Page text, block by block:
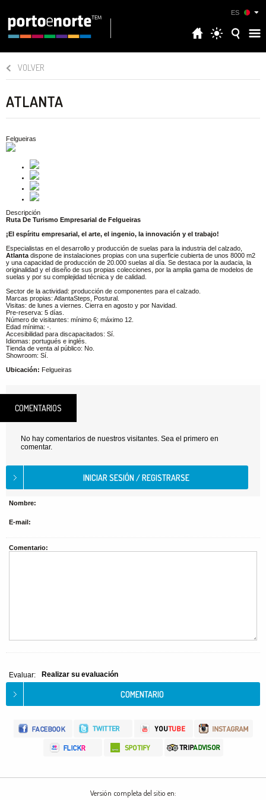
ES
VOLVER
ATLANTA
Felgueiras
Descripción
Ruta De Turismo Empresarial de Felgueiras
¡El espíritu empresarial, el arte, el ingenio, la innovación y el trabajo!
Especialistas en el desarrollo y producción de suelas para la industria del calzado,
Atlanta dispone de instalaciones propias con una superficie cubierta de unos 8000 m2
y una capacidad de producción de 20.000 suelas al día. Se destaca por la audacia, la
originalidad y el diseño de sus propias colecciones, por la amplia gama de modelos de
suelas y por su complejidad técnica y de calidad.
Sector de la actividad: producción de componentes para el calzado.
Marcas propias: AtlantaSteps, Postural.
Visitas: de lunes a viernes. Cierra en agosto y por Navidad.
Pre-reserva: 5 días.
Número de visitantes: mínimo 6; máximo 12.
Edad mínima: -.
Accesibilidad para discapacitados: Sí.
Idiomas: portugués e inglés.
Tienda de venta al público: No.
Showroom: Sí.
Ubicación: Felgueiras
COMENTARIOS
No hay comentarios de nuestros visitantes. Sea el primero en
comentar.
Nombre:
E-mail:
Comentario:
Evaluar: Realizar su evaluación
Versión completa del sitio en: